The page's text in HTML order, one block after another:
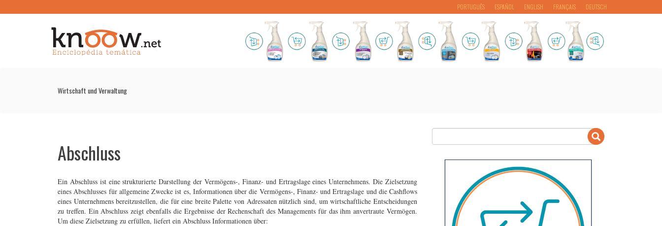
PORTUGUÊS ESPAÑOL ENGLISH FRANÇAIS DEUTSCH
Wirtschaft und Verwaltung
Abschluss
Ein Abschluss ist eine strukturierte Darstellung der Vermögens-, Finanz- und Ertragslage eines Unternehmens. Die Zielsetzung
eines Abschlusses für allgemeine Zwecke ist es, Informationen über die Vermögens-, Finanz- und Ertragslage und die Cashflows
eines Unternehmens bereitzustellen, die für eine breite Palette von Adressaten nützlich sind, um wirtschaftliche Entscheidungen
zu treffen. Ein Abschluss zeigt ebenfalls die Ergebnisse der Rechenschaft des Managements für das ihm anvertraute Vermögen.
Um diese Zielsetzung zu erfüllen, liefert ein Abschluss Informationen über: